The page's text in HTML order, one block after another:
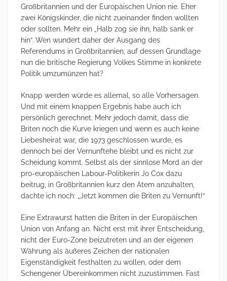
Großbritannien und der Europäischen Union nie. Eher
zwei Königskinder, die nicht zueinander finden wollten
oder sollten. Mehr ein „Halb zog sie ihn, halb sank er
hin“. Wen wundert daher der Ausgang des
Referendums in Großbritannien, auf dessen Grundlage
nun die britische Regierung Volkes Stimme in konkrete
Politik umzumünzen hat?
Knapp werden würde es allemal, so alle Vorhersagen.
Und mit einem knappen Ergebnis habe auch ich
persönlich gerechnet. Mehr jedoch damit, dass die
Briten noch die Kurve kriegen und wenn es auch keine
Liebesheirat war, die 1973 geschlossen wurde, es
dennoch bei der Vernunftehe bleibt und es nicht zur
Scheidung kommt. Selbst als der sinnlose Mord an der
pro-europäischen Labour-Politikerin Jo Cox dazu
beitrug, in Großbritannien kurz den Atem anzuhalten,
dachte ich noch: „Jetzt kommen die Briten zu Vernunft!“
Eine Extrawurst hatten die Briten in der Europäischen
Union von Anfang an. Nicht erst mit ihrer Entscheidung,
nicht der Euro-Zone beizutreten und an der eigenen
Währung als äußeres Zeichen der nationalen
Eigenständigkeit festhalten zu wollen, oder dem
Schengener Übereinkommen nicht zuzustimmen. Fast